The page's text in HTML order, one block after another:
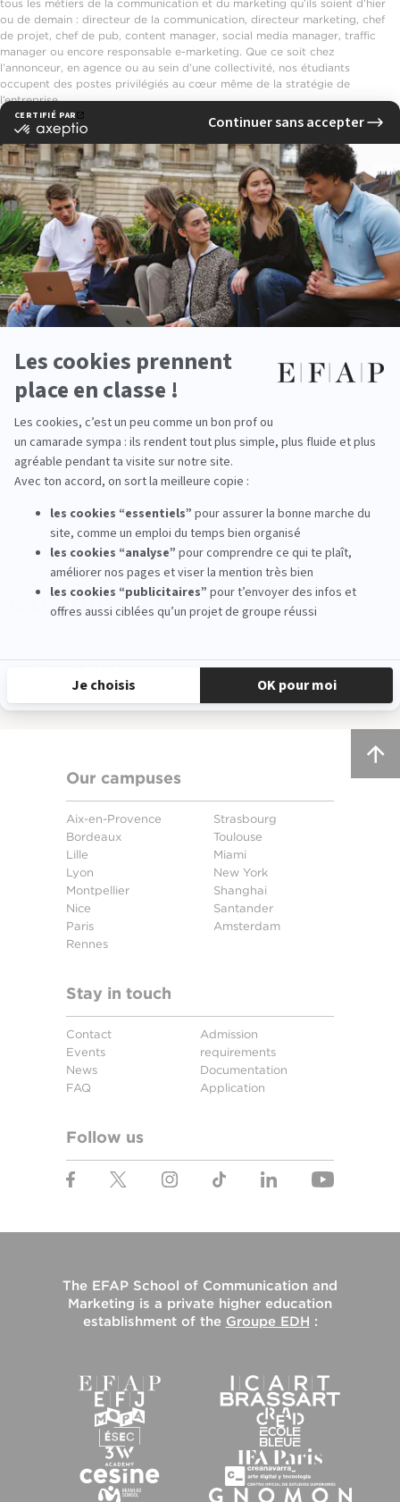
tous les métiers de la communication et du marketing qu’ils soient d’hier
ou de demain : directeur de la communication, directeur marketing, chef
de projet, chef de pub, content manager, social media manager, traffic
manager ou encore responsable e-marketing. Que ce soit chez
l’annonceur, en agence ou au sein d’une collectivité, nos étudiants
occupent des postes privilégiés au cœur même de la stratégie de
l’entreprise.
See also
Les programmes
L’International
Les métiers et débouchés
Master luxe paris
Devenir directeur communication
Ecole marketing digital
Downloadbrochure
Our campuses
Aix-en-Provence
Bordeaux
Lille
Lyon
Montpellier
Nice
Paris
Rennes
Strasbourg
Toulouse
Miami
New York
Shanghai
Santander
Amsterdam
Stay in touch
Contact
Events
News
FAQ
Admission
requirements
Documentation
Application
Follow us
The EFAP School of Communication and
Marketing is a private higher education
establishment of the Groupe EDH :